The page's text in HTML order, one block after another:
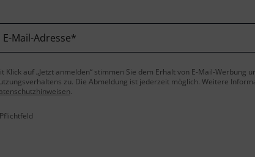
E-Mail-Adresse*
Klick auf „Jetzt anmelden“ stimmen Sie dem Erhalt von E-Mail-Werbung
zu. Die Abmeldung ist jederzeit möglich. Weitere
.